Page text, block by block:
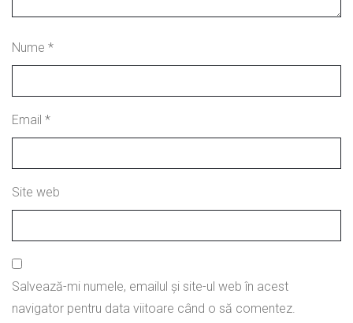
Nume *
Email *
Site web
Salvează-mi numele, emailul și site-ul web în acest
navigator pentru data viitoare când o să comentez.